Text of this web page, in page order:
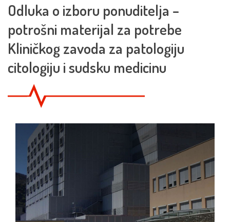
Odluka o izboru ponuditelja –
potrošni materijal za potrebe
Kliničkog zavoda za patologiju
citologiju i sudsku medicinu